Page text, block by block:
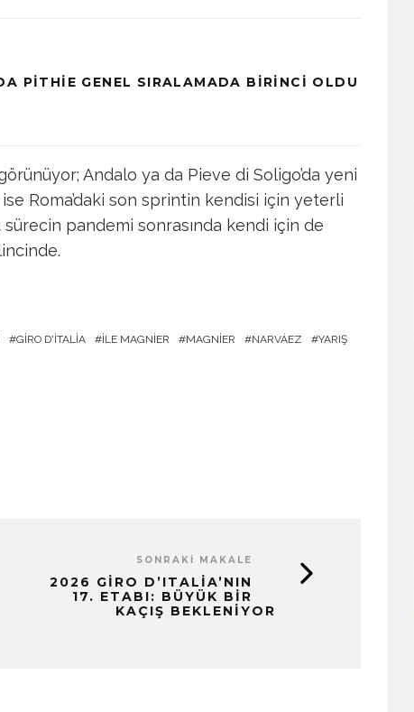
PITHIE GENEL SIRALAMADA BIRINCI OLDU
Andalo ya da Pieve di Soligo’da yeni
Roma’daki son sprintin kendisi için yeterli
pandemi sonrasında kendi için de
GIRO D'ITALIA İLE MAGNIER MAGNIER NARVÁEZ YARIŞ
SONRAKI MAKALE
2026 GIRO D’ITALIA’NIN
17. ETABI: BÜYÜK BIR
KAÇIŞ BEKLENIYOR